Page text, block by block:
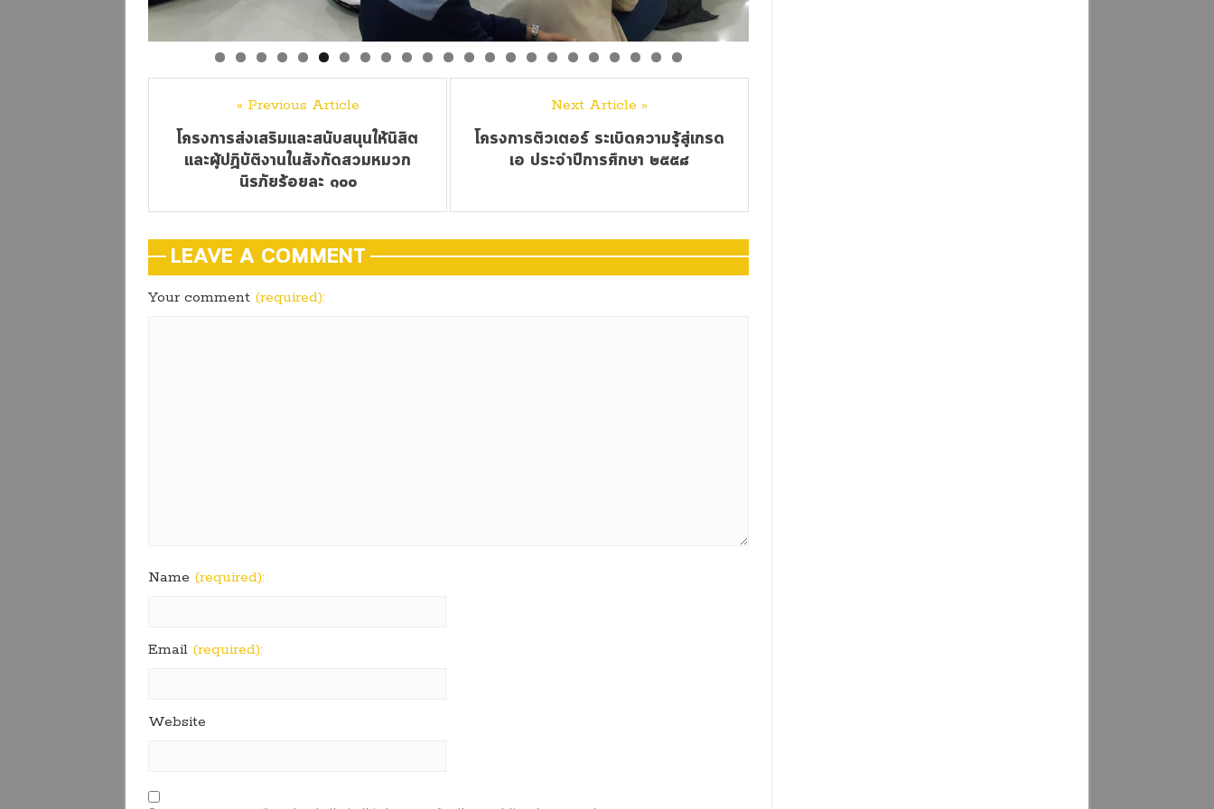
« Previous Article
โครงการส่งเสริมและสนับสนุนให้นิสิต
และผู้ปฏิบัติงานในสังกัดสวมหมวก
นิรภัยร้อยละ ๑๐๐
Next Article »
โครงการติวเตอร์ ระเบิดความรู้สู่เกรด
เอ ประจำปีการศึกษา ๒๕๕๘
LEAVE A COMMENT
Your comment (required):
Name (required):
Email (required):
Website